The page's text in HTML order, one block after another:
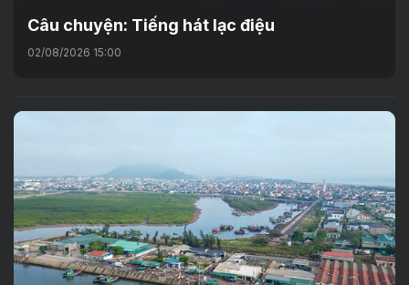
Câu chuyện: Tiếng hát lạc điệu
02/08/2026 15:00